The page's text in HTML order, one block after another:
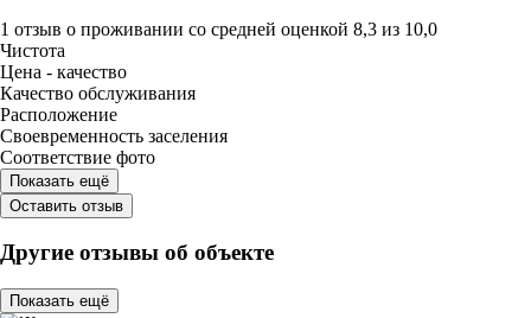
1 отзыв о проживании со средней оценкой 8,3 из 10,0
Чистота
Цена - качество
Качество обслуживания
Расположение
Своевременность заселения
Соответствие фото
Показать ещё
Оставить отзыв
Другие отзывы об объекте
Показать ещё